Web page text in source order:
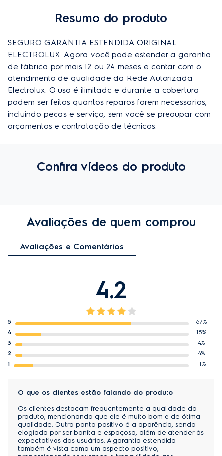
Comprar
Resumo do produto
SEGURO GARANTIA ESTENDIDA ORIGINAL
ELECTROLUX. Agora você pode estender a garantia
de fábrica por mais 12 ou 24 meses e contar com o
atendimento de qualidade da Rede Autorizada
Electrolux. O uso é ilimitado e durante a cobertura
podem ser feitos quantos reparos forem necessarios,
incluindo peças e serviço, sem você se preoupar com
orçamentos e contratação de técnicos.
Confira vídeos do produto
Avaliações de quem comprou
Avaliações e Comentários
4.2
5
67%
4
15%
3
4%
2
4%
1
11%
O que os clientes estão falando do produto
Os clientes destacam frequentemente a qualidade do
produto, mencionando que ele é muito bom e de ótima
qualidade. Outro ponto positivo é a aparência, sendo
elogiada por ser bonita e espaçosa, além de atender às
expectativas dos usuários. A garantia estendida
também é vista como um aspecto positivo,